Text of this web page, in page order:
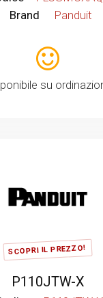
Brand
Panduit
su
SCOPRI IL PREZZO!
P110JTW-X